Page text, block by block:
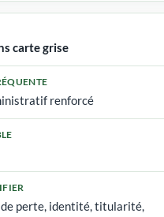
carte grise
renforcé
perte, identité, titularité,